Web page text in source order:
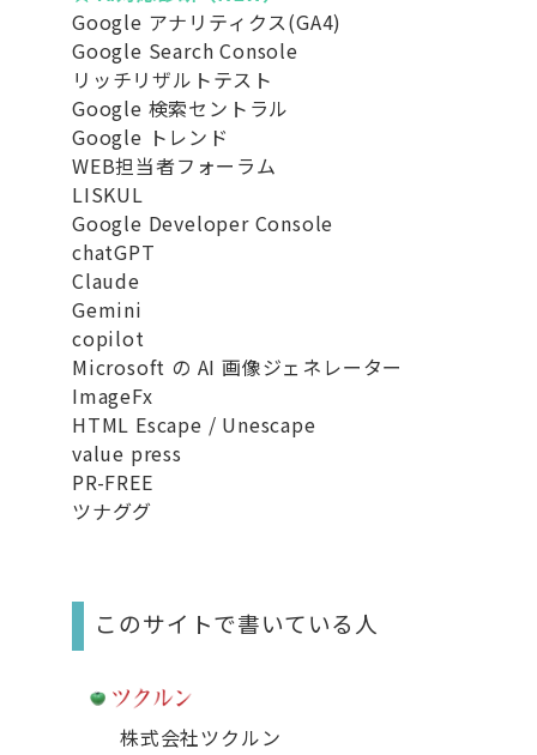
Google アナリティクス(GA4)
Google Search Console
リッチリザルトテスト
Google 検索セントラル
Google トレンド
WEB担当者フォーラム
LISKUL
Google Developer Console
chatGPT
Claude
Gemini
copilot
Microsoft の AI 画像ジェネレーター
ImageFx
HTML Escape / Unescape
value press
PR-FREE
ツナググ
このサイトで書いている人
株式会社ツクルン